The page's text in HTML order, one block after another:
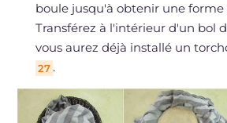
boule jusqu'à obtenir une
Transférez à l'intérieur d'un bol
vous aurez déjà installé un
27 .